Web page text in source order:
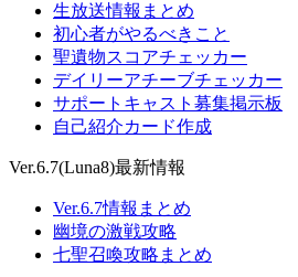
生放送情報まとめ
初心者がやるべきこと
聖遺物スコアチェッカー
デイリーアチーブチェッカー
サポートキャスト募集掲示板
自己紹介カード作成
Ver.6.7(Luna8)最新情報
Ver.6.7情報まとめ
幽境の激戦攻略
七聖召喚攻略まとめ